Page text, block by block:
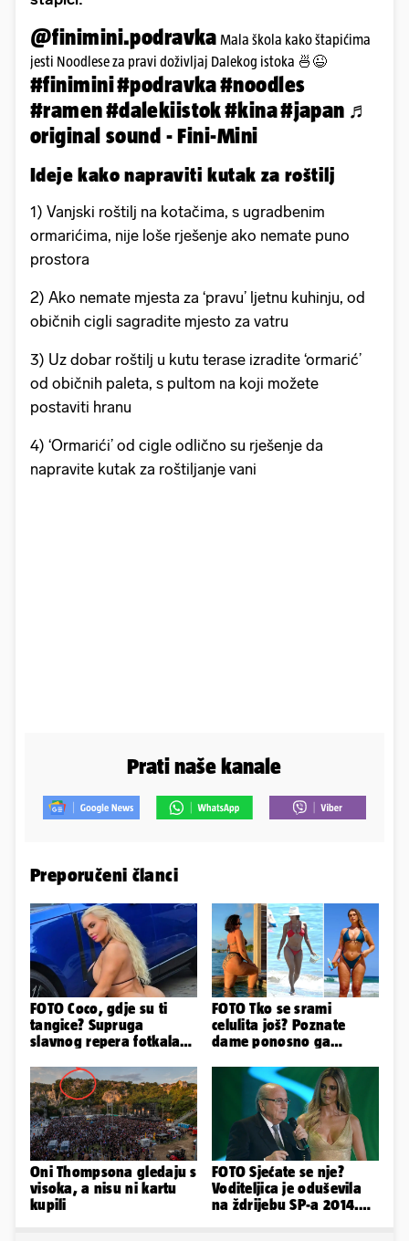
@finimini.podravka Mala škola kako štapićima
jesti Noodlese za pravi doživljaj Dalekog istoka 🍜😉
#finimini#podravka#noodles
#ramen#dalekiistok#kina#japan ♬
original sound - Fini-Mini
Ideje kako napraviti kutak za roštilj
1) Vanjski roštilj na kotačima, s ugradbenim
ormarićima, nije loše rješenje ako nemate puno
prostora
2) Ako nemate mjesta za ‘pravu’ ljetnu kuhinju, od
običnih cigli sagradite mjesto za vatru
3) Uz dobar roštilj u kutu terase izradite ‘ormarić’
od običnih paleta, s pultom na koji možete
postaviti hranu
4) ‘Ormarići’ od cigle odlično su rješenje da
napravite kutak za roštiljanje vani
Prati naše kanale
Preporučeni članci
FOTO Coco, gdje su ti
tangice? Supruga
slavnog repera fotkala
sve
FOTO Tko se srami
celulita još? Poznate
dame ponosno ga
obline
Oni Thompsona gledaju s
visoka, a nisu ni kartu
kupili
FOTO Sjećate se nje?
Voditeljica je oduševila
na ždrijebu SP-a 2014.